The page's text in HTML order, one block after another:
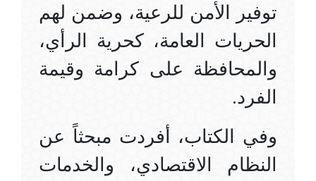
توفير الأمن للرعية، وضمن لهم
الحريات العامة، كحرية الرأي،
والمحافظة على كرامة وقيمة
الفرد.
وفي الكتاب، أفردت مبحثاً عن
النظام الاقتصادي، والخدمات